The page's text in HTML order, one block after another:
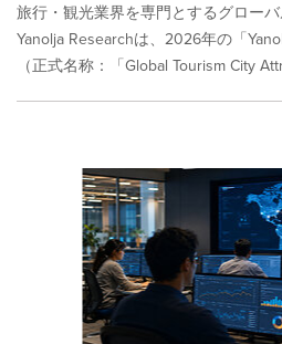
旅行・観光業界を専門とするグロー
Yanolja Researchは、2026年の「
（正式名称：「Global Tourism City